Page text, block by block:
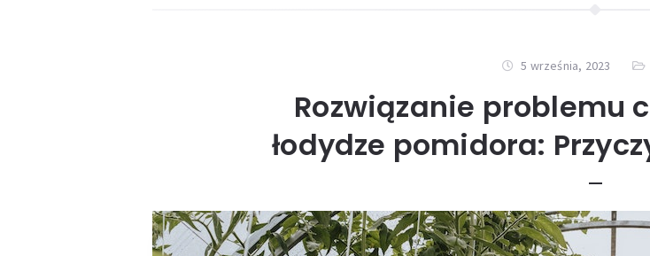
5 września, 2023
Rozwiązanie problemu
łodydze pomidora: